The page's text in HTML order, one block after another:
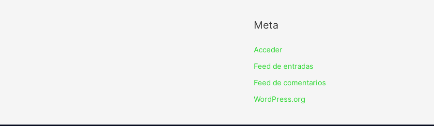
Meta
Acceder
Feed de entradas
Feed de comentarios
WordPress.org